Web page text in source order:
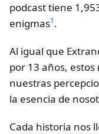
podcast tiene
enigmas1.
Al igual que
por 13 años,
nuestras
la esencia de
Cada historia nos